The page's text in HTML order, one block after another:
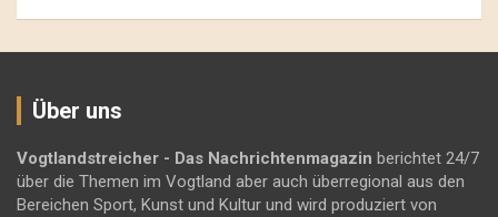
Über uns
Vogtlandstreicher - Das Nachrichtenmagazin berichtet 24/7
über die Themen im Vogtland aber auch überregional aus den
Bereichen Sport, Kunst und Kultur und wird produziert von